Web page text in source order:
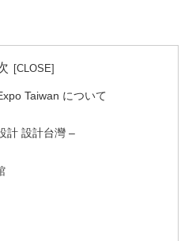
Taiwan について
計 設計台灣 –